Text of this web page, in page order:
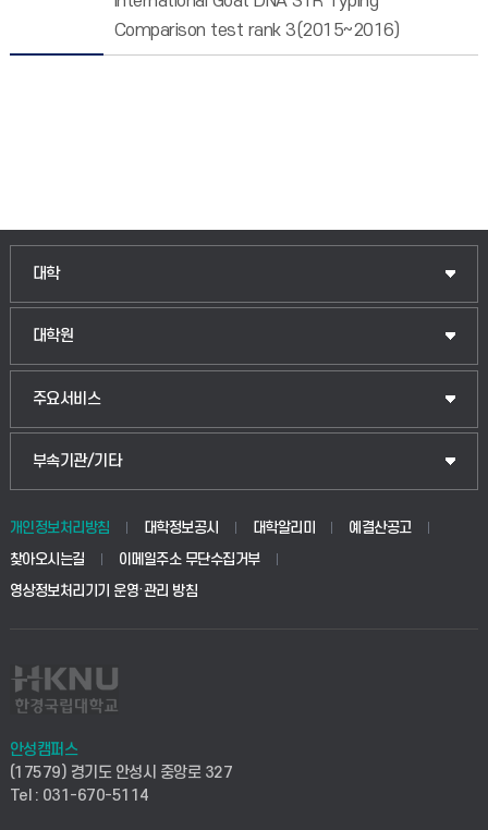
Comparison test rank 3(2015~2016)
대학
인문융합공공인재학부
법경영학부
생명공학부
사회안전시스템공학부
컴퓨터응용수학부
대학원
일반대학원
산업대학원
공공정책대학원
교육대학원
주요서비스
입학안내
웹메일
학사시스템(전문학사 및 전공심화)
사이버캠퍼스(전문학사 및 전공심화)
시설바로처리서비스
연구실안전관리시스템
부속기관/기타
중앙도서관
학생생활관(안성)
산학협력단
취업지원센터
창업지원센터
개인정보처리방침 대학정보공시 대학알리미
예결산공고
찾아오시는길
이메일주소 무단수집거부
영상정보처리기기 운영·관리 방침
안성캠퍼스
(17579) 경기도 안성시 중앙로 327
Tel : 031-670-5114